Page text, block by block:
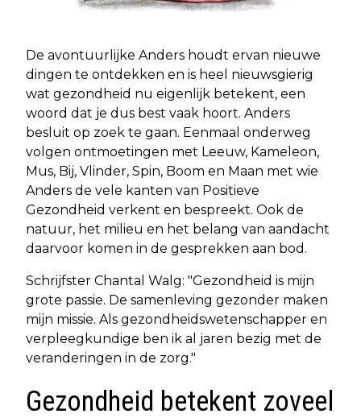
De avontuurlijke Anders houdt ervan nieuwe
dingen te ontdekken en is heel nieuwsgierig
wat gezondheid nu eigenlijk betekent, een
woord dat je dus best vaak hoort. Anders
besluit op zoek te gaan. Eenmaal onderweg
volgen ontmoetingen met Leeuw, Kameleon,
Mus, Bij, Vlinder, Spin, Boom en Maan met wie
Anders de vele kanten van Positieve
Gezondheid verkent en bespreekt. Ook de
natuur, het milieu en het belang van aandacht
daarvoor komen in de gesprekken aan bod.
Schrijfster Chantal Walg: "Gezondheid is mijn
grote passie. De samenleving gezonder maken
mijn missie. Als gezondheidswetenschapper en
verpleegkundige ben ik al jaren bezig met de
veranderingen in de zorg."
Gezondheid betekent zoveel